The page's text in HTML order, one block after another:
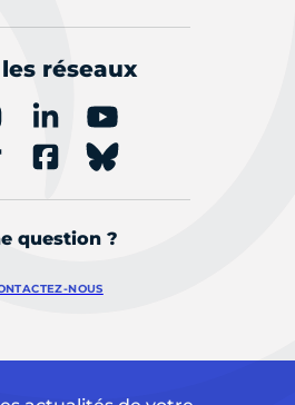
réseaux
question ?
NOUS